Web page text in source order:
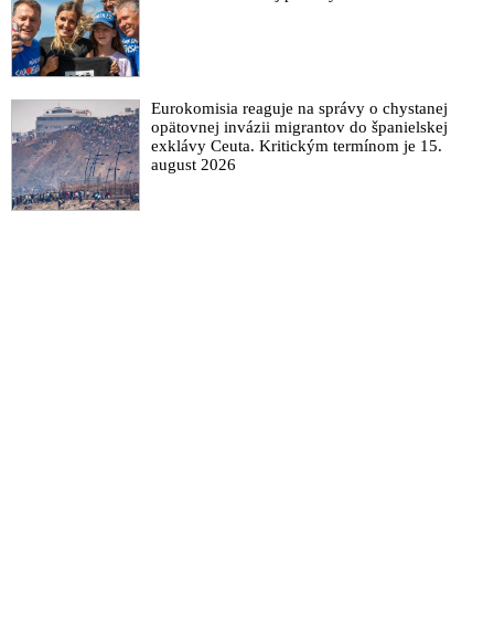
Eurokomisia reaguje na správy o chystanej
opätovnej invázii migrantov do španielskej
exklávy Ceuta. Kritickým termínom je 15.
august 2026